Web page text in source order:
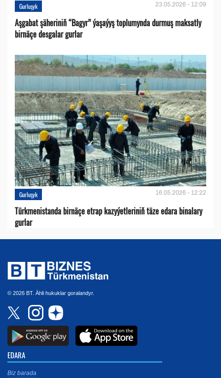
Gurluşyk 23.05.2026 - 12:09
Aşgabat şäheriniň “Bagyr” ýaşaýyş toplumynda durmuş maksatly
birnäçe desgalar gurlar
Gurluşyk 16.05.2026 - 12:22
Türkmenistanda birnäçe etrap kazyýetleriniň täze edara binalary
gurlar
© 2026 BT. Ähli hukuklar goralandyr.
EDARA
Biz barada